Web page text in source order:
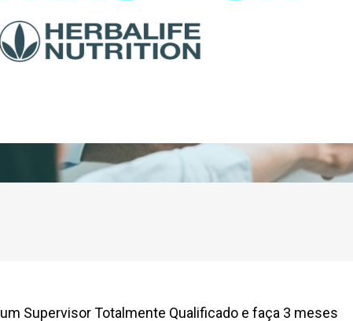
um Supervisor Totalmente Qualificado e faça 3 meses